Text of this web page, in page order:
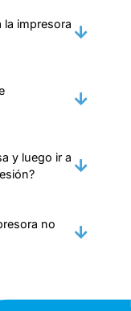
impresora
y luego ir a
no